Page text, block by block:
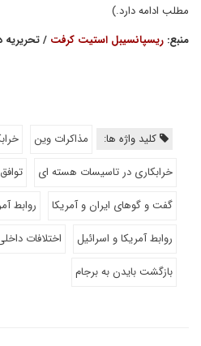
مطلب ادامه دارد.)
منبع: ریسپانسیبل استیت کرفت / تحریریه
کلید واژه ها: مذاکرات وین
خرابکاری در تاسیسات هسته ای
گفت و گوهای ایران و آمریکا
روابط
روابط آمریکا و اسرائیل
اختلافات
بازگشت بایدن به برجام